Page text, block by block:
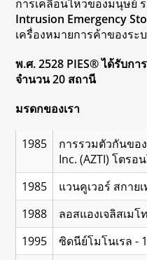
การเคลื่อนไหวของมนุษย์
Intrusion Emergency
เครื่องหมายการค้าของร
พ.ศ. 2528 PIES® ได้รับก
จำนวน 20 สถานี
มรดกของเรา
1985
การรวมตัวกันขอ
Inc. (AZTI) โตรอ
1985
แวนคูเวอร์ สกาย
1988
ลอสแองเจลิสเมโ
1995
ซิดนีย์โมโนเรล -